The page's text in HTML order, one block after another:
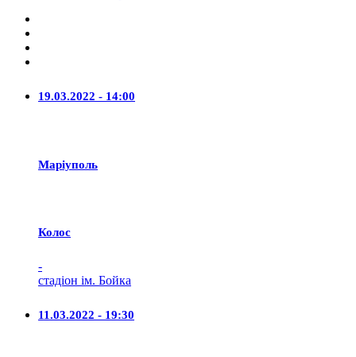
19.03.2022 - 14:00
Маріуполь
Колос
-
стадіон ім. Бойка
11.03.2022 - 19:30